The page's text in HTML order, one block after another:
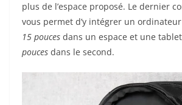
plus de l’espace proposé. Le dernier
vous permet d’y intégrer un
15 pouces dans un espace et une
pouces dans le second.